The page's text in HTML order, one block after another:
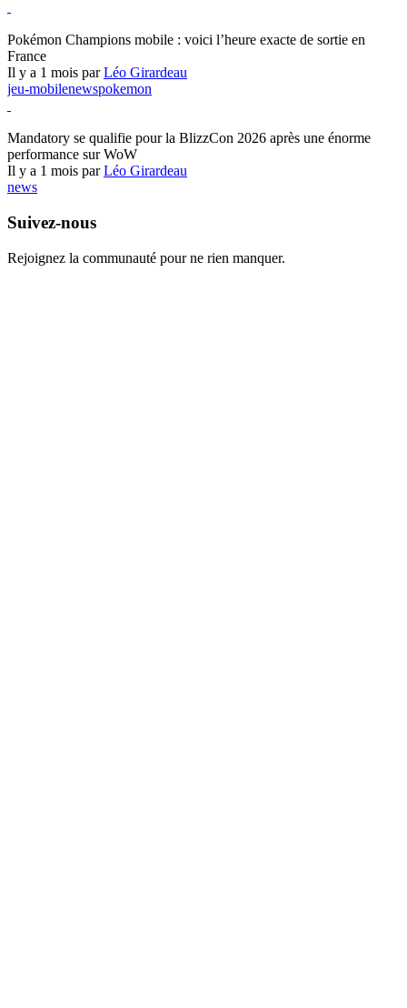
Pokémon Champions mobile : voici l’heure exacte de sortie en
France
Il y a 1 mois parLéo Girardeau
jeu-mobilenewspokemon
Mandatory se qualifie pour la BlizzCon 2026 après une énorme
performance sur WoW
Il y a 1 mois parLéo Girardeau
news
Suivez-nous
Rejoignez la communauté pour ne rien manquer.